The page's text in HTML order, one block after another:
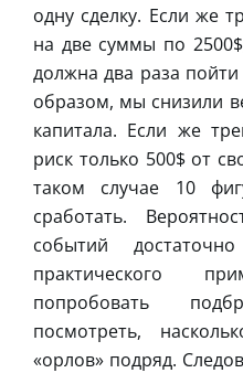
одну сделку. Если же
на две суммы по
должна два раза
образом, мы снизили
капитала. Если же
риск только 500$ от
таком случае 10
сработать.
событий
практического
попробовать
посмотреть,
«орлов» подряд.